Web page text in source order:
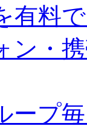
有料
ン・
ープ